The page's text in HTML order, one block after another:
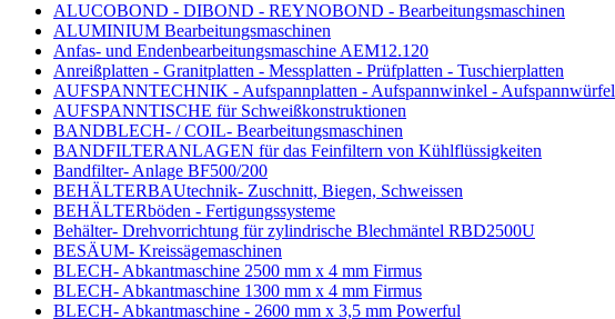
ALUCOBOND - DIBOND - REYNOBOND - Bearbeitungsmaschinen
ALUMINIUM Bearbeitungsmaschinen
Anfas- und Endenbearbeitungsmaschine AEM12.120
Anreißplatten - Granitplatten - Messplatten - Prüfplatten - Tuschierplatten
AUFSPANNTECHNIK - Aufspannplatten - Aufspannwinkel - Aufspannwürfel
AUFSPANNTISCHE für Schweißkonstruktionen
BANDBLECH- / COIL- Bearbeitungsmaschinen
BANDFILTERANLAGEN für das Feinfiltern von Kühlflüssigkeiten
Bandfilter- Anlage BF500/200
BEHÄLTERBAUtechnik- Zuschnitt, Biegen, Schweissen
BEHÄLTERböden - Fertigungssysteme
Behälter- Drehvorrichtung für zylindrische Blechmäntel RBD2500U
BESÄUM- Kreissägemaschinen
BLECH- Abkantmaschine 2500 mm x 4 mm Firmus
BLECH- Abkantmaschine 1300 mm x 4 mm Firmus
BLECH- Abkantmaschine - 2600 mm x 3,5 mm Powerful